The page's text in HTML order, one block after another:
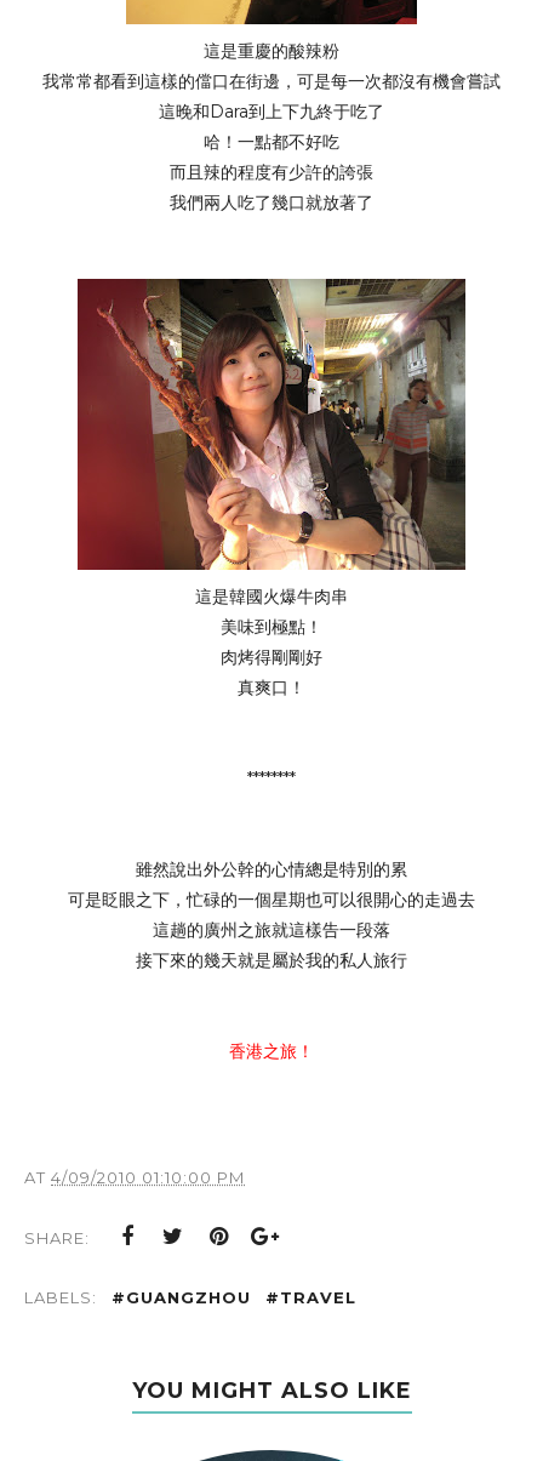
這是重慶的酸辣粉
我常常都看到這樣的儅口在街邊，可是每一次都沒有機會嘗試
這晚和Dara到上下九終于吃了
哈！一點都不好吃
而且辣的程度有少許的誇張
我們兩人吃了幾口就放著了
這是韓國火爆牛肉串
美味到極點！
肉烤得剛剛好
真爽口！
********
雖然說出外公幹的心情總是特別的累
可是眨眼之下，忙碌的一個星期也可以很開心的走過去
這趟的廣州之旅就這樣告一段落
接下來的幾天就是屬於我的私人旅行
香港之旅！
AT 4/09/2010 01:10:00 PM
SHARE:
LABELS: #GUANGZHOU #TRAVEL
YOU MIGHT ALSO LIKE